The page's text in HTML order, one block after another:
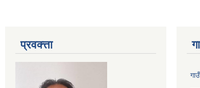
प्रवक्त्ता